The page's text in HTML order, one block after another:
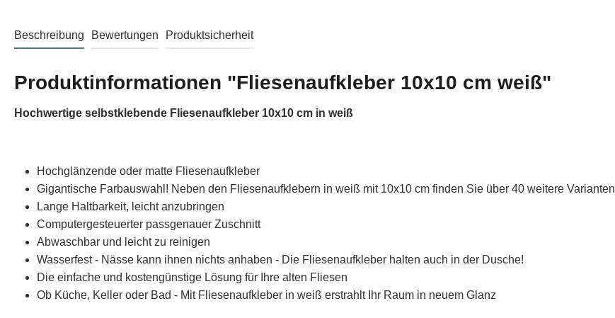
Beschreibung Bewertungen Produktsicherheit
Produktinformationen "Fliesenaufkleber 10x10 cm weiß"
Hochwertige selbstklebende Fliesenaufkleber 10x10 cm in weiß
Hochglänzende oder matte Fliesenaufkleber
Gigantische Farbauswahl! Neben den Fliesenaufklebern in weiß mit 10x10 cm finden Sie über 40 weitere Varianten
Lange Haltbarkeit, leicht anzubringen
Computergesteuerter passgenauer Zuschnitt
Abwaschbar und leicht zu reinigen
Wasserfest - Nässe kann ihnen nichts anhaben - Die Fliesenaufkleber halten auch in der Dusche!
Die einfache und kostengünstige Lösung für Ihre alten Fliesen
Ob Küche, Keller oder Bad - Mit Fliesenaufkleber in weiß erstrahlt Ihr Raum in neuem Glanz